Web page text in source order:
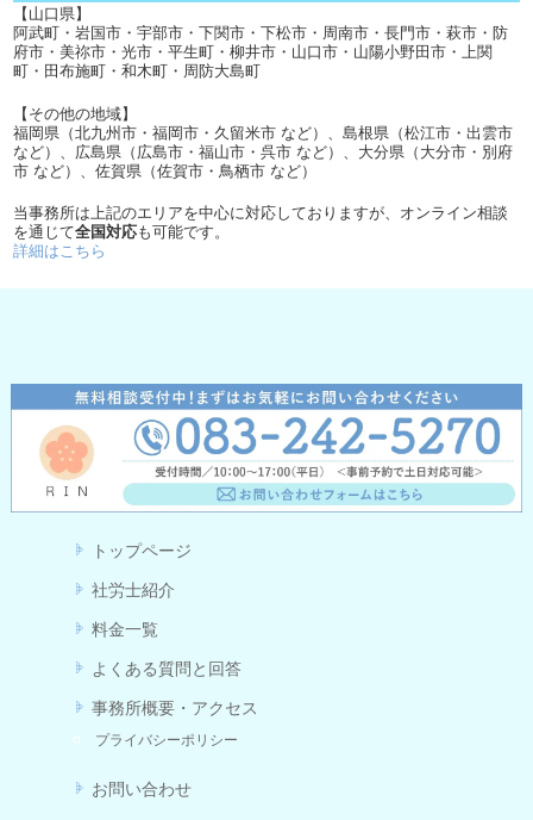
【山口県】
阿武町・岩国市・宇部市・下関市・下松市・周南市・長門市・萩市・防
府市・美祢市・光市・平生町・柳井市・山口市・山陽小野田市・上関
町・田布施町・和木町・周防大島町
【その他の地域】
福岡県（北九州市・福岡市・久留米市 など）、島根県（松江市・出雲市
など）、広島県（広島市・福山市・呉市 など）、大分県（大分市・別府
市 など）、佐賀県（佐賀市・鳥栖市 など）
当事務所は上記のエリアを中心に対応しておりますが、オンライン相談
を通じて全国対応も可能です。
詳細はこちら
トップページ
社労士紹介
料金一覧
よくある質問と回答
事務所概要・アクセス
プライバシーポリシー
お問い合わせ